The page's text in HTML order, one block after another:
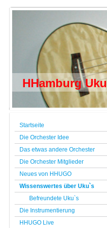
HHamburg
Startseite
Die Orchester Idee
Das etwas andere Orchester
Die Orchester Mitglieder
Neues von HHUGO
Wissenswertes über Uku`s
Befreundete Uku`s
Die Instrumentierung
HHUGO Live